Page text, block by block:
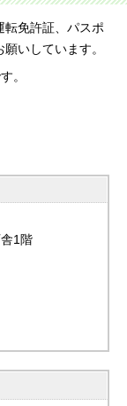
転免許証、パスポ
いしています。
。
1階